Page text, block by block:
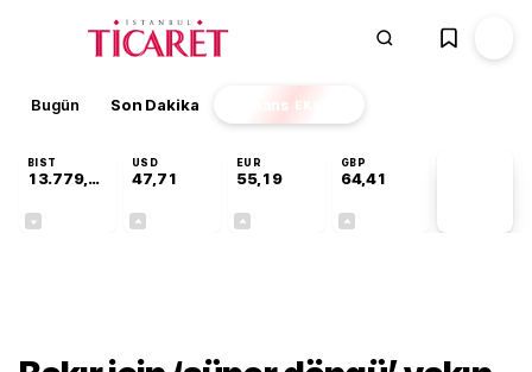
Bugün Son Dakika Finans EKSTRA
BIST
13.779,39
USD
47,71
EUR
55,19
GBP
64,41